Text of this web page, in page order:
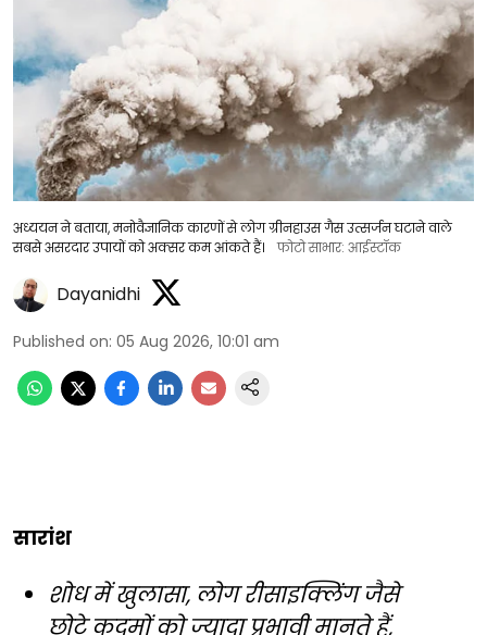
अध्ययन ने बताया, मनोवैज्ञानिक कारणों से लोग ग्रीनहाउस गैस उत्सर्जन घटाने वाले
सबसे असरदार उपायों को अक्सर कम आंकते हैं।
फोटो साभार: आईस्टॉक
Dayanidhi
Published on: 05 Aug 2026, 10:01 am
सारांश
शोध में खुलासा, लोग रीसाइक्लिंग जैसे
छोटे कदमों को ज्यादा प्रभावी मानते हैं,